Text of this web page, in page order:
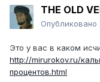
THE OLD
Опубликовано
Это у вас в каком
http://mirurokov.ru/
процентов.html